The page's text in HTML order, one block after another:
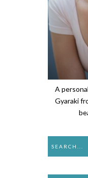
A
Gyaraki